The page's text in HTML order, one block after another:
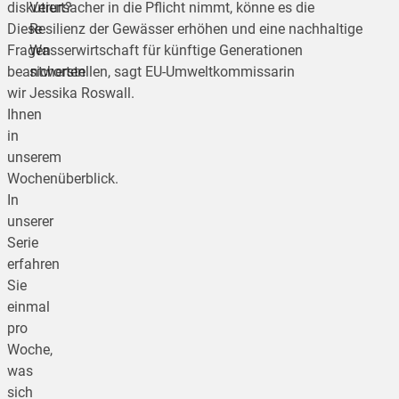
diskutiert?
Diese
Fragen
beantworten
wir
Ihnen
in
unserem
Wochenüberblick.
In
unserer
Serie
erfahren
Sie
einmal
pro
Woche,
was
sich
Verursacher in die Pflicht nimmt, könne es die
Resilienz der Gewässer erhöhen und eine nachhaltige
Wasserwirtschaft für künftige Generationen
sicherstellen, sagt EU-Umweltkommissarin
Jessika Roswall.